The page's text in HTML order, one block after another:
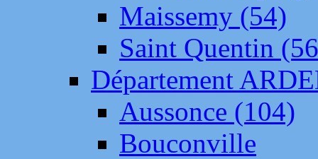
Maissemy (54)
Saint Quentin
Département
Aussonce (104)
Bouconville